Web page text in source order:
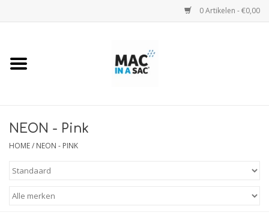
0 Artikelen - €0,00
Home
Regenjassen Kids
Regenbroeken
NEON - Pink
HOME/ NEON - PINK